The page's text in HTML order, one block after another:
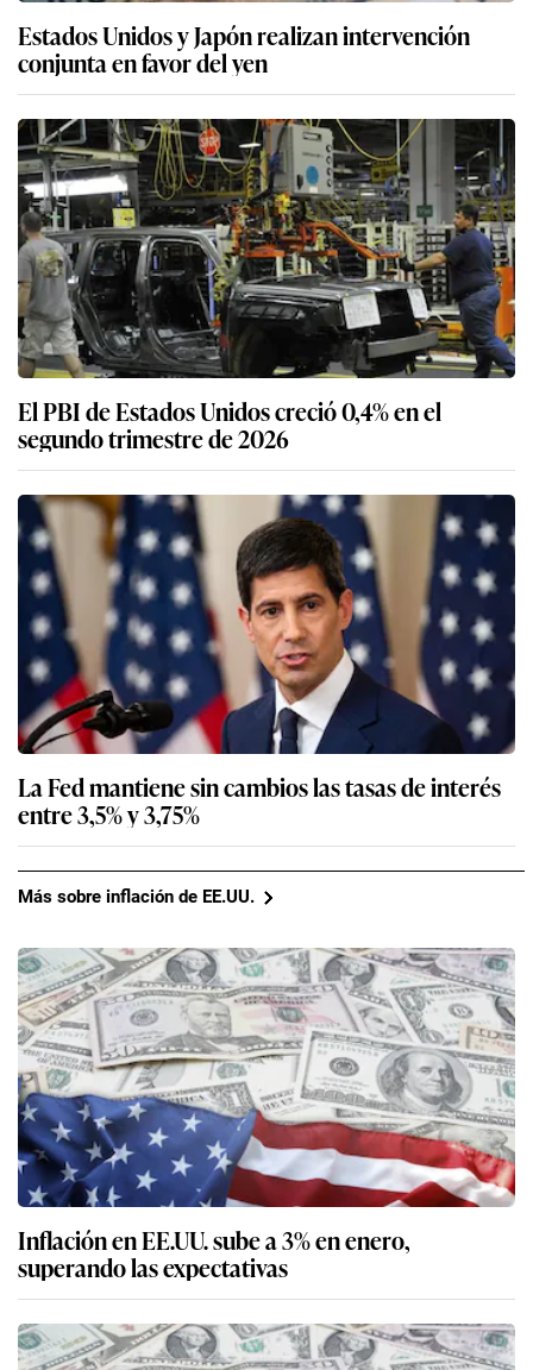
Estados Unidos y Japón realizan intervención
conjunta en favor del yen
El PBI de Estados Unidos creció 0,4% en el
segundo trimestre de 2026
La Fed mantiene sin cambios las tasas de interés
entre 3,5% y 3,75%
Más sobre inflación de EE.UU.
Inflación en EE.UU. sube a 3% en enero,
superando las expectativas